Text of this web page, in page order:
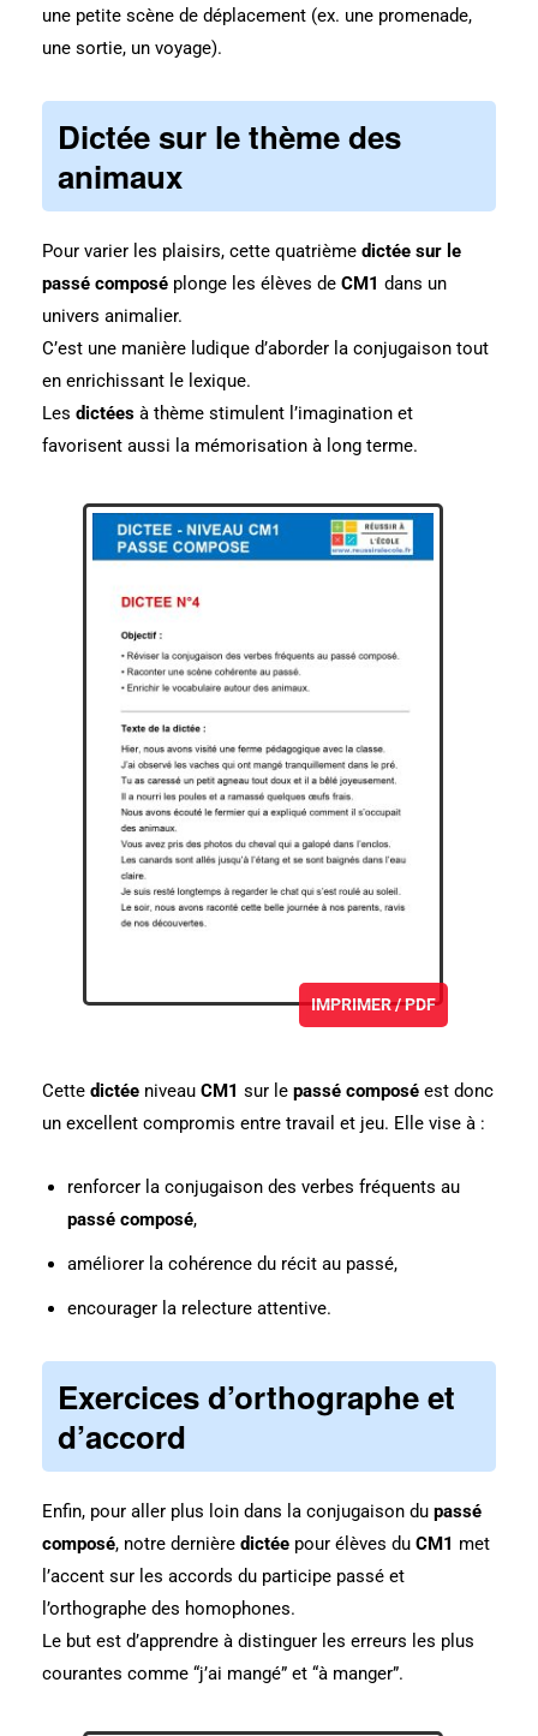
une petite scène de déplacement (ex. une promenade,
une sortie, un voyage).
Dictée sur le thème des
animaux
Pour varier les plaisirs, cette quatrième dictée sur le
passé composé plonge les élèves de CM1 dans un
univers animalier.
C’est une manière ludique d’aborder la conjugaison tout
en enrichissant le lexique.
Les dictées à thème stimulent l’imagination et
favorisent aussi la mémorisation à long terme.
IMPRIMER / PDF
Cette dictée niveau CM1 sur le passé composé est donc
un excellent compromis entre travail et jeu. Elle vise à :
renforcer la conjugaison des verbes fréquents au
passé composé,
améliorer la cohérence du récit au passé,
encourager la relecture attentive.
Exercices d’orthographe et
d’accord
Enfin, pour aller plus loin dans la conjugaison du passé
composé, notre dernière dictée pour élèves du CM1 met
l’accent sur les accords du participe passé et
l’orthographe des homophones.
Le but est d’apprendre à distinguer les erreurs les plus
courantes comme “j’ai mangé” et “à manger”.